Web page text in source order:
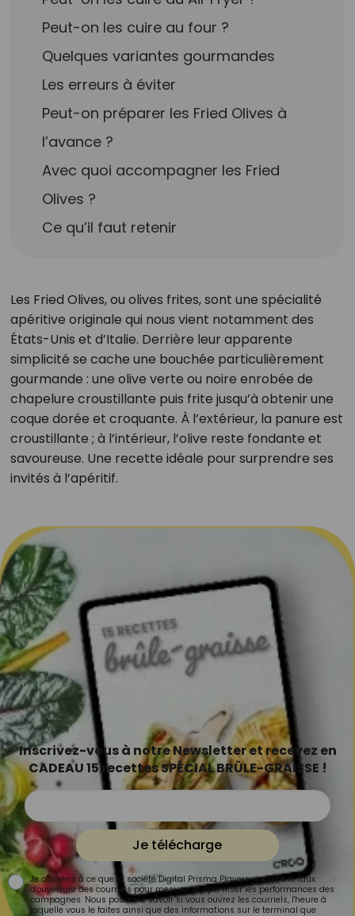
Peut-on les cuire au four ?
Quelques variantes gourmandes
Les erreurs à éviter
Peut-on préparer les Fried Olives à
l’avance ?
Avec quoi accompagner les Fried
Olives ?
Ce qu’il faut retenir
Les Fried Olives, ou olives frites, sont une spécialité
apéritive originale qui nous vient notamment des
États-Unis et d’Italie. Derrière leur apparente
simplicité se cache une bouchée particulièrement
gourmande : une olive verte ou noire enrobée de
chapelure croustillante puis frite jusqu’à obtenir une
coque dorée et croquante. À l’extérieur, la panure est
croustillante ; à l’intérieur, l’olive reste fondante et
savoureuse. Une recette idéale pour surprendre ses
invités à l’apéritif.
Inscrivez-vous à notre Newsletter et recevez en
CADEAU 15 recettes SPÉCIAL BRÛLE-GRAISSE !
Je télécharge
Je consens à ce que la société Digital Prisma Players analyse le taux
d'ouverture des courriels pour mesurer et optimiser les performances des
campagnes. Nous pourrons savoir si vous ouvrez les courriels, l'heure à
laquelle vous le faites ainsi que des informations sur le terminal que